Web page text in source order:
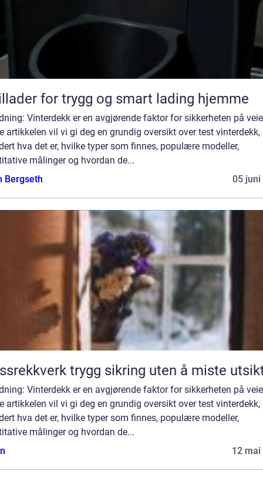
for trygg og smart lading hjemme
Vinterdekk er en avgjørende faktor for sikkerheten på
artikkelen vil vi gi deg en grundig oversikt over test vinterdekk,
hva det er, hvilke typer som finnes, populære modeller,
målinger og hvordan de...
Bergseth
05 juni
Glassrekkverk trygg sikring uten å miste
Vinterdekk er en avgjørende faktor for sikkerheten på
artikkelen vil vi gi deg en grundig oversikt over test vinterdekk,
hva det er, hvilke typer som finnes, populære modeller,
målinger og hvordan de...
12 mai